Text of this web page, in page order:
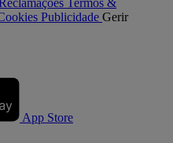
Termos &
Publicidade Gerir
App Store